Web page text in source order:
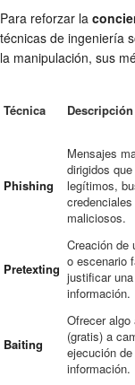
Para reforzar la
técnicas de ingeniería
la manipulación, sus
Técnica
Phishing
Mensajes
dirigidos
legítimos,
maliciosos.
Pretexting
Creación de
o escenario
justificar
información.
Baiting
Ofrecer
(gratis) a
ejecución
información.